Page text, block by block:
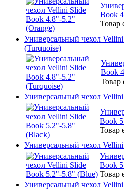
Book
Товар
Универсальный чехол
(Turquoise)
Book
Товар
Универсальный чехол
Book
Товар
Универсальный чехол
Book
Товар
Универсальный чехол